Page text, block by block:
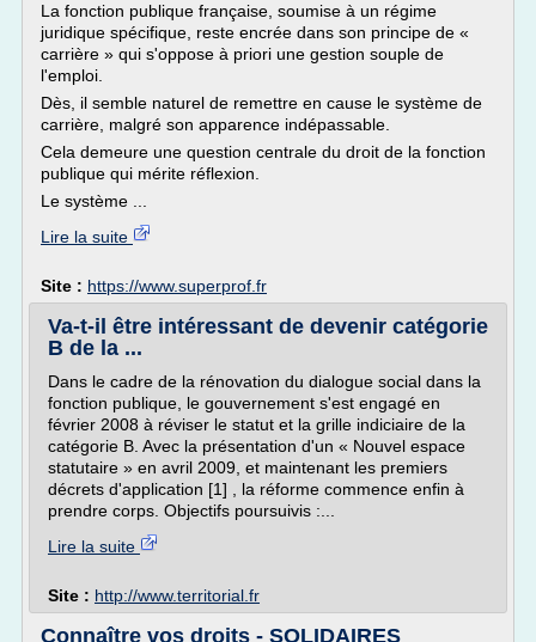
La fonction publique française, soumise à un régime
juridique spécifique, reste encrée dans son principe de «
carrière » qui s'oppose à priori une gestion souple de
l'emploi.
Dès, il semble naturel de remettre en cause le système de
carrière, malgré son apparence indépassable.
Cela demeure une question centrale du droit de la fonction
publique qui mérite réflexion.
Le système ...
Lire la suite
Site : https://www.superprof.fr
Va-t-il être intéressant de devenir catégorie
B de la ...
Dans le cadre de la rénovation du dialogue social dans la
fonction publique, le gouvernement s'est engagé en
février 2008 à réviser le statut et la grille indiciaire de la
catégorie B. Avec la présentation d'un « Nouvel espace
statutaire » en avril 2009, et maintenant les premiers
décrets d'application [1] , la réforme commence enfin à
prendre corps. Objectifs poursuivis :...
Lire la suite
Site : http://www.territorial.fr
Connaître vos droits - SOLIDAIRES